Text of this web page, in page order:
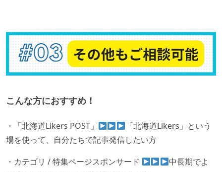
こんな方におすすめ！
・「北海道Likers POST」
「北海道Likers」という
場を使って、自分たちで記事発信したい方
・カテゴリ / 特集ページスポンサード
中長期でよ